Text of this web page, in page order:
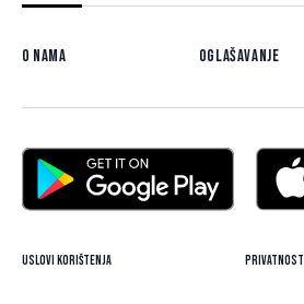
O nama Oglašavanje
Uslovi korištenja Privatnost